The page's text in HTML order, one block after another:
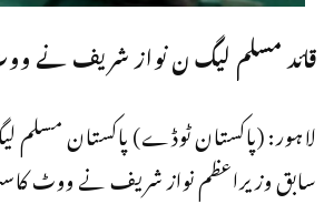
قائد مسلم لیگ ن نواز شریف نے
لاہور: (پاکستان ٹوڈے) پاکستان مسلم
سابق وزیراعظم نواز شریف نے ووٹ